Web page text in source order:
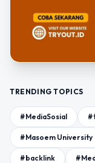
TRENDING TOPICS
#MediaSosial
#Masoem University
#backlink